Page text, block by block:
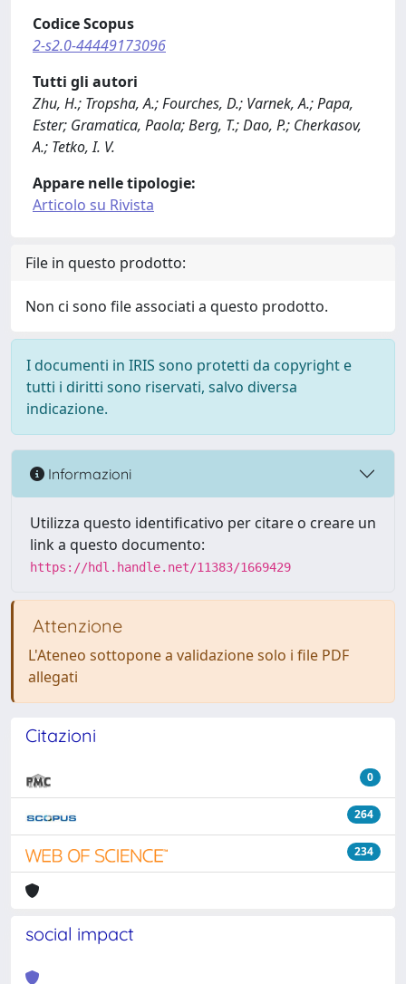
Codice Scopus
2-s2.0-44449173096
Tutti gli autori
Zhu, H.; Tropsha, A.; Fourches, D.; Varnek, A.; Papa,
Ester; Gramatica, Paola; Berg, T.; Dao, P.; Cherkasov,
A.; Tetko, I. V.
Appare nelle tipologie:
Articolo su Rivista
File in questo prodotto:
Non ci sono file associati a questo prodotto.
I documenti in IRIS sono protetti da copyright e
tutti i diritti sono riservati, salvo diversa
indicazione.
Informazioni
Utilizza questo identificativo per citare o creare un
link a questo documento:
https://hdl.handle.net/11383/1669429
Attenzione
L'Ateneo sottopone a validazione solo i file PDF
allegati
Citazioni
0
264
234
social impact